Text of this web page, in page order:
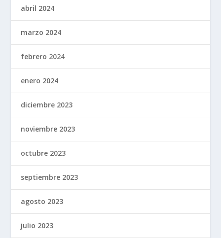
abril 2024
marzo 2024
febrero 2024
enero 2024
diciembre 2023
noviembre 2023
octubre 2023
septiembre 2023
agosto 2023
julio 2023